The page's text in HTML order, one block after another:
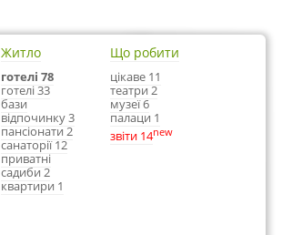
Житло
готелі 78
готелі 33
бази
відпочинку 3
пансіонати 2
санаторії 12
приватні
садиби 2
квартири 1
Що робити
цікаве 11
театри 2
музеї 6
палаци 1
звіти 14new